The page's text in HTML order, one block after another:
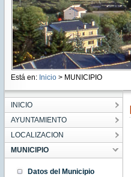
Está en: Inicio > MUNICIPIO
INICIO
AYUNTAMIENTO
LOCALIZACION
MUNICIPIO
Datos del Municipio